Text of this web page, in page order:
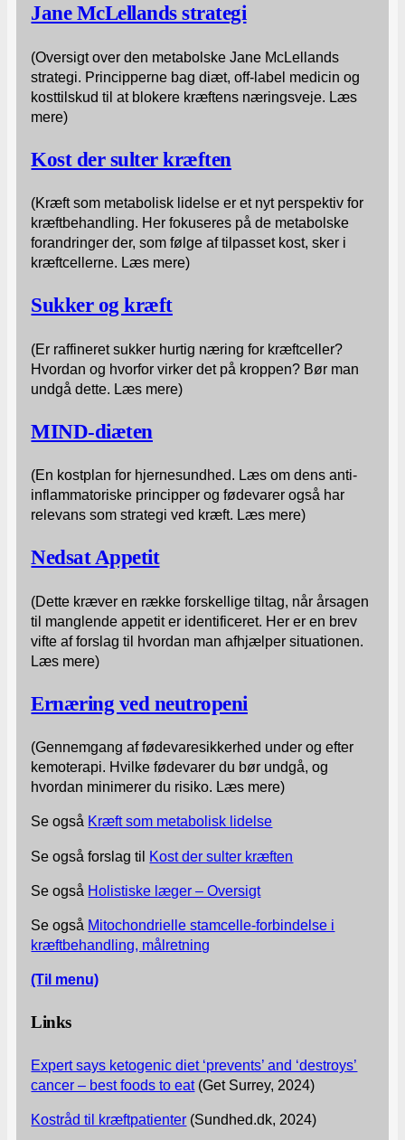
Jane McLellands strategi
(Oversigt over den metabolske Jane McLellands
strategi. Principperne bag diæt, off-label medicin og
kosttilskud til at blokere kræftens næringsveje. Læs
mere)
Kost der sulter kræften
(Kræft som metabolisk lidelse er et nyt perspektiv for
kræftbehandling. Her fokuseres på de metabolske
forandringer der, som følge af tilpasset kost, sker i
kræftcellerne. Læs mere)
Sukker og kræft
(Er raffineret sukker hurtig næring for kræftceller?
Hvordan og hvorfor virker det på kroppen? Bør man
undgå dette. Læs mere)
MIND-diæten
(En kostplan for hjernesundhed. Læs om dens anti-
inflammatoriske principper og fødevarer også har
relevans som strategi ved kræft. Læs mere)
Nedsat Appetit
(Dette kræver en række forskellige tiltag, når årsagen
til manglende appetit er identificeret. Her er en brev
vifte af forslag til hvordan man afhjælper situationen.
Læs mere)
Ernæring ved neutropeni
(Gennemgang af fødevaresikkerhed under og efter
kemoterapi. Hvilke fødevarer du bør undgå, og
hvordan minimerer du risiko. Læs mere)
Se også Kræft som metabolisk lidelse
Se også forslag til Kost der sulter kræften
Se også Holistiske læger – Oversigt
Se også Mitochondrielle stamcelle-forbindelse i
kræftbehandling, målretning
(Til menu)
Links
Expert says ketogenic diet ‘prevents’ and ‘destroys’
cancer – best foods to eat(Get Surrey, 2024)
Kostråd til kræftpatienter (Sundhed.dk, 2024)